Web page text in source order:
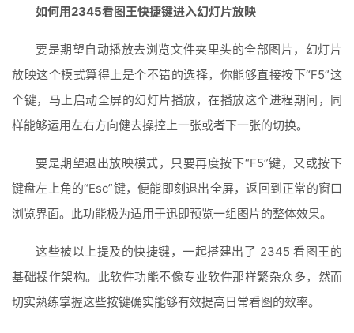
如何用2345看图王快捷键进入幻灯片放映
要是期望自动播放去浏览文件夹里头的全部图片，幻灯片
放映这个模式算得上是个不错的选择，你能够直接按下“F5”这
个键，马上启动全屏的幻灯片播放，在播放这个进程期间，同
样能够运用左右方向健去操控上一张或者下一张的切换。
要是期望退出放映模式，只要再度按下“F5”键，又或按下
键盘左上角的“Esc”键，便能即刻退出全屏，返回到正常的窗口
浏览界面。此功能极为适用于迅即预览一组图片的整体效果。
这些被以上提及的快捷键，一起搭建出了 2345 看图王的
基础操作架构。此软件功能不像专业软件那样繁杂众多，然而
切实熟练掌握这些按键确实能够有效提高日常看图的效率。